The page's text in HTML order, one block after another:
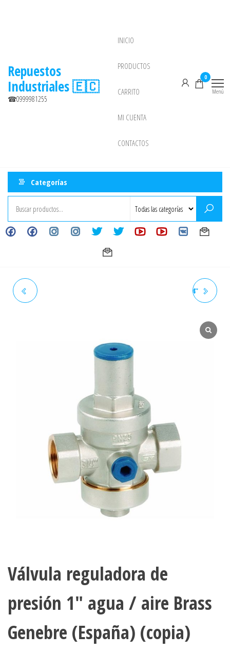
Repuestos
Industriales 🇪🇨
☎0999981255
INICIO
PRODUCTOS
CARRITO
MI CUENTA
CONTACTOS
0
Menú
Categorías
CODO CACHIMBA 90° 1-1/4"
Válvula reguladora de
presión 1″ agua / aire Brass
Genebre (España) (copia)